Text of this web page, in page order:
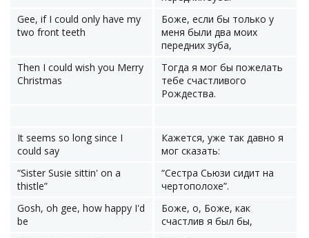
Gee, if I could only have my
two front teeth
Боже, если бы только у
меня были два моих
передних зуба,
Then I could wish you Merry
Christmas
Тогда я мог бы пожелать
тебе счастливого
Рождества.
It seems so long since I
could say
Кажется, уже так давно я
мог сказать:
“Sister Susie sittin' on a
thistle”
“Сестра Сьюзи сидит на
чертополохе”.
Gosh, oh gee, how happy I'd
be
Боже, о, Боже, как
счастлив я был бы,